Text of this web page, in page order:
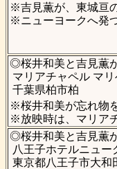
※吉見薫が、東城亘
※ニューヨークへ発
◎桜井和美と吉見薫
マリアチャペル マ
千葉県柏市柏
※桜井和美が忘れ物
※放映時は、マリア
◎桜井和美と吉見薫
八王子ホテルニュー
東京都八王子市大和